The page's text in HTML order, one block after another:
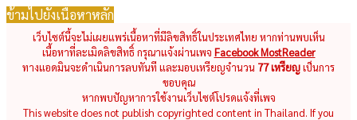
ข้ามไปยังเนื้อหาหลัก
เว็บไซต์นี้จะไม่เผยแพร่เนื้อหาที่มีลิขสิทธิ์ในประเทศไทย หากท่านพบเห็น
เนื้อหาที่ละเมิดลิขสิทธิ์ กรุณาแจ้งผ่านเพจ Facebook MostReader
ทางแอดมินจะดำเนินการลบทันที และมอบเหรียญจำนวน 77 เหรียญเป็นการ
ขอบคุณ
หากพบปัญหาการใช้งานเว็บไซต์โปรดแจ้งที่เพจ
This website does not publish copyrighted content in Thailand. If you